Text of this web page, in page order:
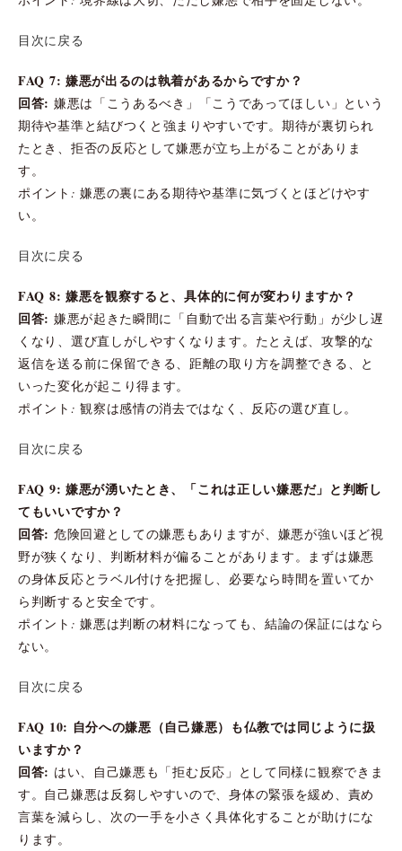
目次に戻る
FAQ 7: 嫌悪が出るのは執着があるからですか？
回答: 嫌悪は「こうあるべき」「こうであってほしい」という
期待や基準と結びつくと強まりやすいです。期待が裏切られ
たとき、拒否の反応として嫌悪が立ち上がることがありま
す。
ポイント: 嫌悪の裏にある期待や基準に気づくとほどけやす
い。
目次に戻る
FAQ 8: 嫌悪を観察すると、具体的に何が変わりますか？
回答: 嫌悪が起きた瞬間に「自動で出る言葉や行動」が少し遅
くなり、選び直しがしやすくなります。たとえば、攻撃的な
返信を送る前に保留できる、距離の取り方を調整できる、と
いった変化が起こり得ます。
ポイント: 観察は感情の消去ではなく、反応の選び直し。
目次に戻る
FAQ 9: 嫌悪が湧いたとき、「これは正しい嫌悪だ」と判断し
てもいいですか？
回答: 危険回避としての嫌悪もありますが、嫌悪が強いほど視
野が狭くなり、判断材料が偏ることがあります。まずは嫌悪
の身体反応とラベル付けを把握し、必要なら時間を置いてか
ら判断すると安全です。
ポイント: 嫌悪は判断の材料になっても、結論の保証にはなら
ない。
目次に戻る
FAQ 10: 自分への嫌悪（自己嫌悪）も仏教では同じように扱
いますか？
回答: はい、自己嫌悪も「拒む反応」として同様に観察できま
す。自己嫌悪は反芻しやすいので、身体の緊張を緩め、責め
言葉を減らし、次の一手を小さく具体化することが助けにな
ります。